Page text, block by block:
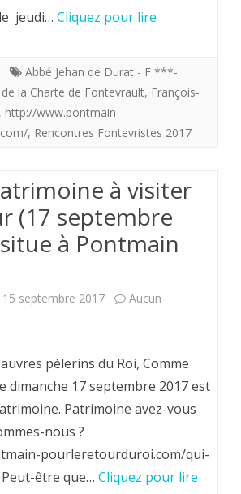
jeudi… Cliquez pour lire
Abbé Jehan de Durat - F ***-
la Charte de Fontevrault, François-
, http://www.pontmain-
, Rencontres Fontevristes 2017
à visiter
(17 septembre
à Pontmain
15 septembre 2017
Aucun
pèlerins du Roi, Comme
dimanche 17 septembre 2017 est
Patrimoine avez-vous
nous ?
pourleretourduroi.com/qui-
être que… Cliquez pour lire